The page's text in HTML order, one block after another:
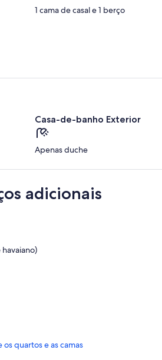
1 cama de casal e 1 berço
Casa-de-banho Exterior
Apenas duche
adicionais
quartos e as camas